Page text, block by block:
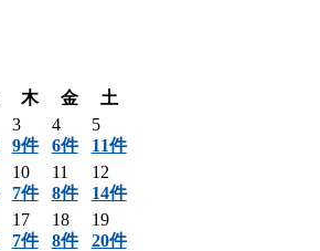
木 金
土
3
9件
4
6件
5
11件
10
7件
11
8件
12
14件
17
7件
18
8件
19
20件